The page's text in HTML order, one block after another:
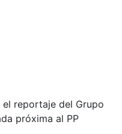
reportaje del Grupo
próxima al PP